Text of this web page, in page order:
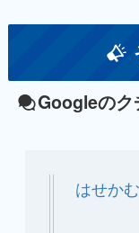
Googleのク
はせか